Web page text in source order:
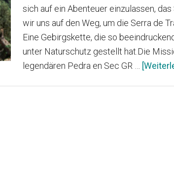
sich auf ein Abenteuer einzulassen,
wir uns auf den Weg, um die Serra de
Eine Gebirgskette, die so
unter Naturschutz gestellt hat.Die
legendären Pedra en Sec GR …